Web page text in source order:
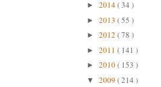
► 2014( 34 )
► 2013 ( 55 )
► 2012 ( 78 )
► 2011 ( 141 )
► 2010( 153 )
▼ 2009 ( 214 )